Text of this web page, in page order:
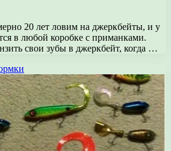
20 лет ловим на джеркбейты, и у
в любой коробке с приманками.
свои зубы в джеркбейт, когда …